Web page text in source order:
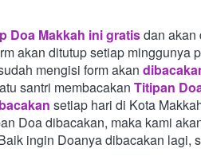
Doa Makkah ini gratisdan akan
akan ditutup setiap minggunya
mengisi form akan
santri membacakan Titipan
setiap hari di Kota
Doa dibacakan, maka kami
ingin Doanya dibacakan lagi,